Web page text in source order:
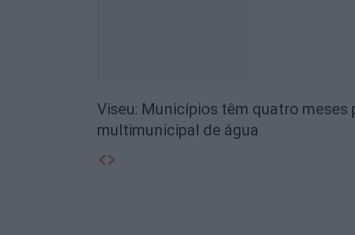
Viseu: Municípios têm quatro meses
multimunicipal de água